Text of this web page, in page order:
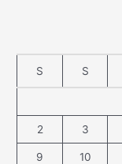
S S
2 3
9 10